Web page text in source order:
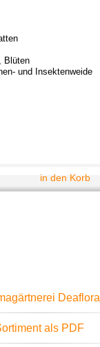
Blüten
und Insektenweide
in den Korb
Deaflora
als PDF